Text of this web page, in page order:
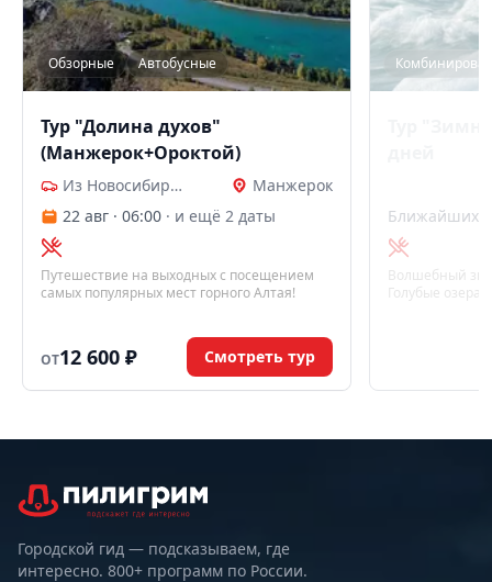
Обзорные Автобусные
Тур "Долина духов"
(Манжерок+Ороктой)
Из Новосибирска
Манжерок
22 авг · 06:00 · и ещё 2 даты
Путешествие на выходных с посещением
самых популярных мест горного Алтая!
ОТ12 600 ₽ Смотреть тур
Ближайших
Волшебный
Голубые
Городской гид — подсказываем, где
интересно. 800+ программ по России.